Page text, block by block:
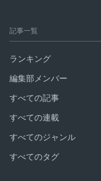
記事一覧
ランキング
編集部メンバー
すべての記事
すべての連載
すべてのジャンル
すべてのタグ